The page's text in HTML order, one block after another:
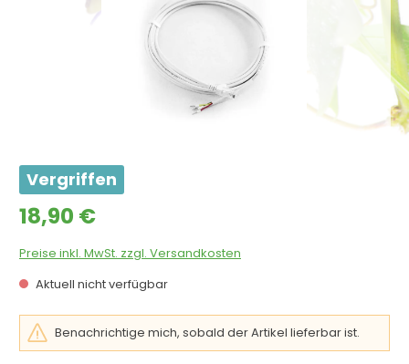
Vergriffen
Regulärer Preis:
18,90 €
Preise inkl. MwSt. zzgl. Versandkosten
Aktuell nicht verfügbar
Benachrichtige mich, sobald der Artikel lieferbar ist.